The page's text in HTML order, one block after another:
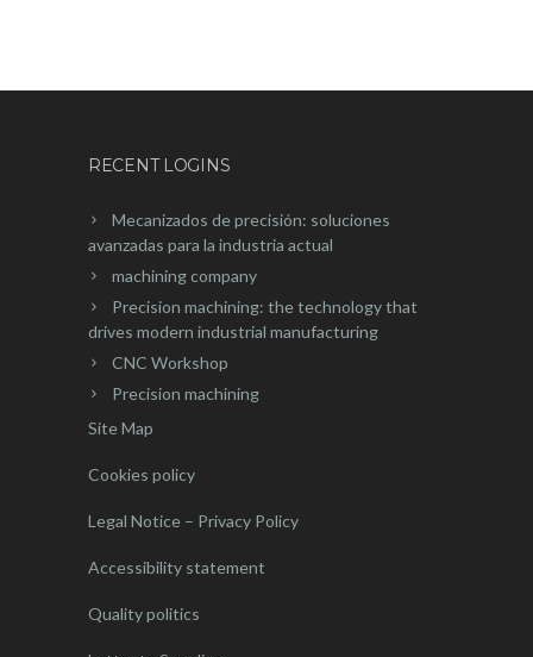
RECENT LOGINS
Mecanizados de precisión: soluciones
avanzadas para la industria actual
machining company
Precision machining: the technology that
drives modern industrial manufacturing
CNC Workshop
Precision machining
Site Map
Cookies policy
Legal Notice – Privacy Policy
Accessibility statement
Quality politics